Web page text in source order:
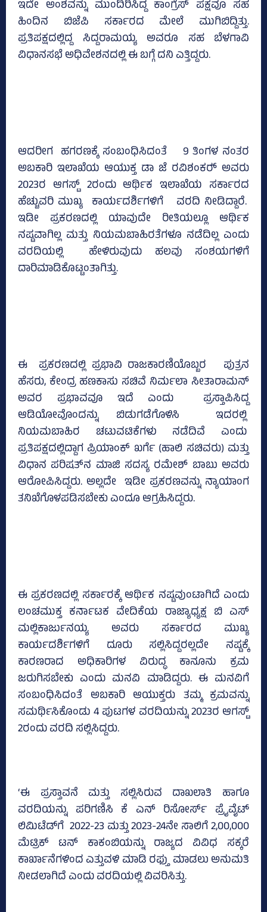
ಇದೇ ಅಂಶವನ್ನು ಮುಂದಿರಿಸಿದ್ದ ಕಾಂಗ್ರೆಸ್‌ ಪಕ್ಷವೂ ಸಹ
ಹಿಂದಿನ ಬಿಜೆಪಿ ಸರ್ಕಾರದ ಮೇಲೆ ಮುಗಿಬಿದ್ದಿತ್ತು.
ಪ್ರತಿಪಕ್ಷದಲ್ಲಿದ್ದ ಸಿದ್ದರಾಮಯ್ಯ ಅವರೂ ಸಹ ಬೆಳಗಾವಿ
ವಿಧಾನಸಭೆ ಅಧಿವೇಶನದಲ್ಲಿ ಈ ಬಗ್ಗೆ ದನಿ ಎತ್ತಿದ್ದರು.
ಆದರೀಗ ಹಗರಣಕ್ಕೆ ಸಂಬಂಧಿಸಿದಂತೆ 9 ತಿಂಗಳ ನಂತರ
ಅಬಕಾರಿ ಇಲಾಖೆಯ ಆಯುಕ್ತ ಡಾ ಜೆ ರವಿಶಂಕರ್‍‌ ಅವರು
2023ರ ಆಗಸ್ಟ್‌ 2ರಂದು ಆರ್ಥಿಕ ಇಲಾಖೆಯ ಸರ್ಕಾರದ
ಹೆಚ್ಚುವರಿ ಮುಖ್ಯ ಕಾರ್ಯದರ್ಶಿಗಳಿಗೆ ವರದಿ ನೀಡಿದ್ದಾರೆ.
ಇಡೀ ಪ್ರಕರಣದಲ್ಲಿ ಯಾವುದೇ ರೀತಿಯಲ್ಲೂ ಆರ್ಥಿಕ
ನಷ್ಟವಾಗಿಲ್ಲ ಮತ್ತು ನಿಯಮಬಾಹಿರತೆಗಳೂ ನಡೆದಿಲ್ಲ ಎಂದು
ವರದಿಯಲ್ಲಿ ಹೇಳಿರುವುದು ಹಲವು ಸಂಶಯಗಳಿಗೆ
ದಾರಿಮಾಡಿಕೊಟ್ಟಂತಾಗಿತ್ತು.
ಈ ಪ್ರಕರಣದಲ್ಲಿ ಪ್ರಭಾವಿ ರಾಜಕಾರಣಿಯೊಬ್ಬರ ಪುತ್ರನ
ಹೆಸರು, ಕೇಂದ್ರ ಹಣಕಾಸು ಸಚಿವೆ ನಿರ್ಮಲಾ ಸೀತಾರಾಮನ್‌
ಅವರ ಪ್ರಭಾವವೂ ಇದೆ ಎಂದು ಪ್ರಸ್ತಾಪಿಸಿದ್ದ
ಆಡಿಯೋವೊಂದನ್ನು ಬಿಡುಗಡೆಗೊಳಿಸಿ ಇದರಲ್ಲಿ
ನಿಯಮಬಾಹಿರ ಚಟುವಟಿಕೆಗಳು ನಡೆದಿವೆ ಎಂದು
ಪ್ರತಿಪಕ್ಷದಲ್ಲಿದ್ದಾಗ ಪ್ರಿಯಾಂಕ್‌ ಖರ್ಗೆ (ಹಾಲಿ ಸಚಿವರು) ಮತ್ತು
ವಿಧಾನ ಪರಿಷತ್‌ನ ಮಾಜಿ ಸದಸ್ಯ ರಮೇಶ್‌ ಬಾಬು ಅವರು
ಆರೋಪಿಸಿದ್ದರು. ಅಲ್ಲದೇ ಇಡೀ ಪ್ರಕರಣವನ್ನು ನ್ಯಾಯಾಂಗ
ತನಿಖೆಗೊಳಪಡಿಸಬೇಕು ಎಂದೂ ಆಗ್ರಹಿಸಿದ್ದರು.
ಈ ಪ್ರಕರಣದಲ್ಲಿ ಸರ್ಕಾರಕ್ಕೆ ಆರ್ಥಿಕ ನಷ್ಟವುಂಟಾಗಿದೆ ಎಂದು
ಲಂಚಮುಕ್ತ ಕರ್ನಾಟಕ ವೇದಿಕೆಯ ರಾಜ್ಯಾಧ್ಯಕ್ಷ ಬಿ ಎಸ್‌
ಮಲ್ಲಿಕಾರ್ಜುನಯ್ಯ ಅವರು ಸರ್ಕಾರದ ಮುಖ್ಯ
ಕಾರ್ಯದರ್ಶಿಗಳಿಗೆ ದೂರು ಸಲ್ಲಿಸಿದ್ದರಲ್ಲದೇ ನಷ್ಟಕ್ಕೆ
ಕಾರಣರಾದ ಅಧಿಕಾರಿಗಳ ವಿರುದ್ಧ ಕಾನೂನು ಕ್ರಮ
ಜರುಗಿಸಬೇಕು ಎಂದು ಮನವಿ ಮಾಡಿದ್ದರು. ಈ ಮನವಿಗೆ
ಸಂಬಂಧಿಸಿದಂತೆ ಅಬಕಾರಿ ಆಯುಕ್ತರು ತಮ್ಮ ಕ್ರಮವನ್ನು
ಸಮರ್ಥಿಸಿಕೊಂಡು 4 ಪುಟಗಳ ವರದಿಯನ್ನು 2023ರ ಆಗಸ್ಟ್‌
2ರಂದು ವರದಿ ಸಲ್ಲಿಸಿದ್ದರು.
‘ಈ ಪ್ರಸ್ತಾವನೆ ಮತ್ತು ಸಲ್ಲಿಸಿರುವ ದಾಖಲಾತಿ ಹಾಗೂ
ವರದಿಯನ್ನು ಪರಿಗಣಿಸಿ ಕೆ ಎನ್‌ ರಿಸೋರ್ಸ್‌ ಪ್ರೈವೈಟ್‌
ಲಿಮಿಟೆಡ್‌ಗೆ 2022-23 ಮತ್ತು 2023-24ನೇ ಸಾಲಿಗೆ 2,00,000
ಮೆಟ್ರಿಕ್‌ ಟನ್‌ ಕಾಕಂಬಿಯನ್ನು ರಾಜ್ಯದ ವಿವಿಧ ಸಕ್ಕರೆ
ಕಾರ್ಖಾನೆಗಳಿಂದ ಎತ್ತುವಳಿ ಮಾಡಿ ರಫ್ತು ಮಾಡಲು ಅನುಮತಿ
ನೀಡಲಾಗಿದೆ ಎಂದು ವರದಿಯಲ್ಲಿ ವಿವರಿಸಿತ್ತು.